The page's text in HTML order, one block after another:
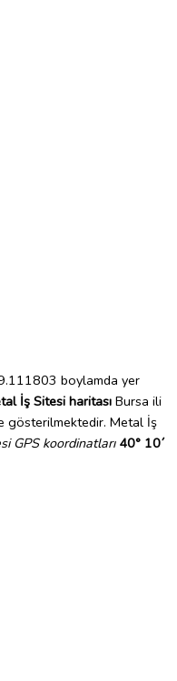
boylamda yer
İş Sitesi haritası Bursa ili
gösterilmektedir. Metal İş
GPS koordinatları 40° 10´